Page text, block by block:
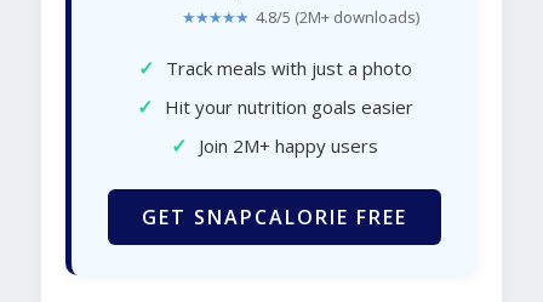
★★★★★ 4.8/5 (2M+ downloads)
✓ Track meals with just a photo
✓ Hit your nutrition goals easier
✓ Join 2M+ happy users
GET SNAPCALORIE FREE